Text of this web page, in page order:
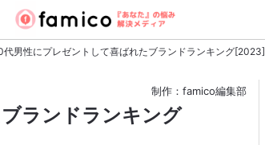
代男性にプレゼントして喜ばれたブランドランキング[2023]
制作：famico編集部
ランドランキング